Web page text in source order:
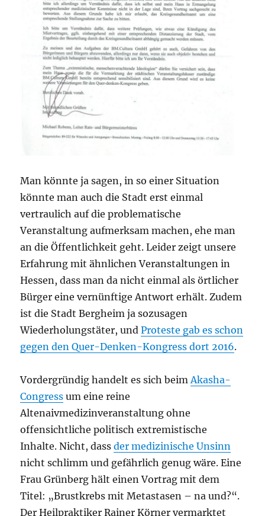
Man könnte ja sagen, in so einer Situation
könnte man auch die Stadt erst einmal
vertraulich auf die problematische
Veranstaltung aufmerksam machen, ehe man
an die Öffentlichkeit geht. Leider zeigt unsere
Erfahrung mit ähnlichen Veranstaltungen in
Hessen, dass man da nicht einmal als örtlicher
Bürger eine vernünftige Antwort erhält. Zudem
ist die Stadt Bergheim ja sozusagen
Wiederholungstäter, undProteste gab es schon
gegen den Quer-Denken-Kongress dort 2016.
Vordergründig handelt es sich beimAkasha-
Congress um eine reine
Altenaivmedizinveranstaltung ohne
offensichtliche politisch extremistische
Inhalte. Nicht, dassder medizinische Unsinn
nicht schlimm und gefährlich genug wäre. Eine
Frau Grünberg hält einen Vortrag mit dem
Titel: „Brustkrebs mit Metastasen – na und?“.
Der Heilpraktiker Rainer Körner vermarktet